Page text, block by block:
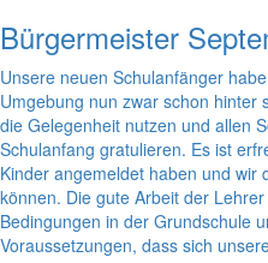
Bürgermeister
Unsere neuen Schulanfänger
Umgebung nun zwar schon hinter
die Gelegenheit nutzen und allen
Schulanfang gratulieren. Es ist
Kinder angemeldet haben und wir
können. Die gute Arbeit der
Bedingungen in der Grundschule
Voraussetzungen, dass sich